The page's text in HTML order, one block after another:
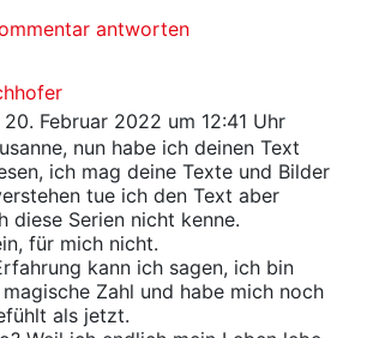
antworten
Februar 2022 um 12:41 Uhr
nun habe ich deinen Text
ich mag deine Texte und Bilder
tue ich den Text aber
diese Serien nicht kenne.
für mich nicht.
kann ich sagen, ich bin
Zahl und habe mich noch
als jetzt.